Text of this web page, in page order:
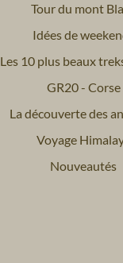
Tour du mont
Idées de
Les 10 plus beaux
GR20 - Corse
La découverte des
Voyage
Nouveautés